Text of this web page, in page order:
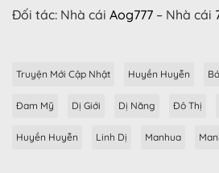
Đối tác: Nhà cái Aog777 – Nhà cái
Truyện Mới Cập Nhật Huyền Huyễn
Đam Mỹ Dị Giới Dị Năng Đô Thị
Huyền Huyễn Linh Dị Manhua